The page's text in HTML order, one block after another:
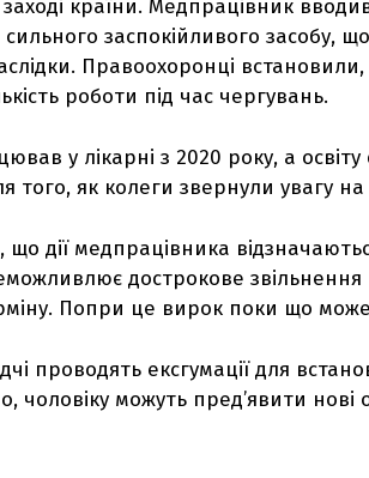
країни. Медпрацівник
заспокійливого засобу,
Правоохоронці
роботи під час чергувань.
у лікарні з 2020 року, а
того, як колеги звернули увагу на
що дії медпрацівника
дострокове звільнення
Попри це вирок поки що
проводять ексгумації для
чоловіку можуть пред’явити нові